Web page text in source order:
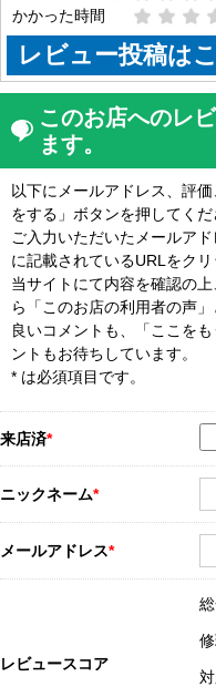
かかった時間
レビュー投稿は
このお店へのレ
ます。
以下にメールアドレス、評
をする」ボタンを押してくだ
ご入力いただいたメールア
に記載されているURLをクリ
当サイトにて内容を確認の
ら「このお店の利用者の声
良いコメントも、「ここを
ントもお待ちしています。
* は必須項目です。
来店済*
ニックネーム*
メールアドレス*
レビュースコア